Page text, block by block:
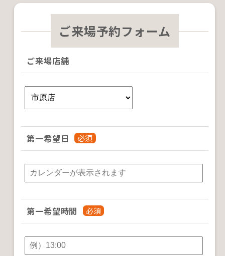
ご来場予約フォーム
ご来場店舗
第一希望日
第一希望時間